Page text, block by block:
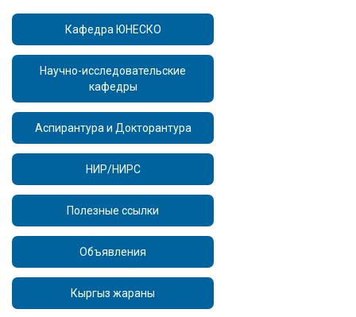
Кафедра ЮНЕСКО
Научно-исследовательские
кафедры
Аспирантура и Докторантура
НИР/НИРС
Полезные ссылки
Объявления
Кыргыз жараны